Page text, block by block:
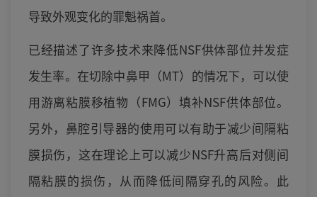
导致外观变化的罪魁祸首。
已经描述了许多技术来降低NSF供体部位并发症
发生率。在切除中鼻甲（MT）的情况下，可以使
用游离粘膜移植物（FMG）填补NSF供体部位。
另外，鼻腔引导器的使用可以有助于减少间隔粘
膜损伤，这在理论上可以减少NSF升高后对侧间
隔粘膜的损伤，从而降低间隔穿孔的风险。此